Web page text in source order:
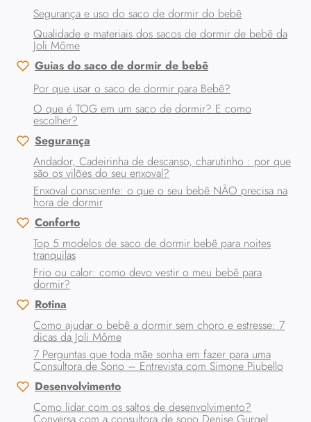
Segurança e uso do saco de dormir do bebê
Qualidade e materiais dos sacos de dormir de bebê da
Joli Môme
Guias do saco de dormir de bebê
Por que usar o saco de dormir para Bebê?
O que é TOG em um saco de dormir? E como
escolher?
Segurança
Andador, Cadeirinha de descanso, charutinho : por que
são os vilões do seu enxoval?
Enxoval consciente: o que o seu bebê NÃO precisa na
hora de dormir
Conforto
Top 5 modelos de saco de dormir bebê para noites
tranquilas
Frio ou calor: como devo vestir o meu bebê para
dormir?
Rotina
Como ajudar o bebê a dormir sem choro e estresse: 7
dicas da Joli Môme
7 Perguntas que toda mãe sonha em fazer para uma
Consultora de Sono – Entrevista com Simone Piubello
Desenvolvimento
Como lidar com os saltos de desenvolvimento?
Conversa com a consultora de sono Denise Gurgel